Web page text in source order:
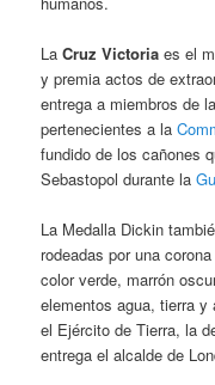
LaCruz Victoria es el
y premia actos de
entrega a miembros de
pertenecientes a la
fundido de los cañones
Sebastopol durante la
La Medalla Dickin
rodeadas por una
color verde, marrón
elementos agua, tierra
el Ejército de Tierra, la
entrega el alcalde de